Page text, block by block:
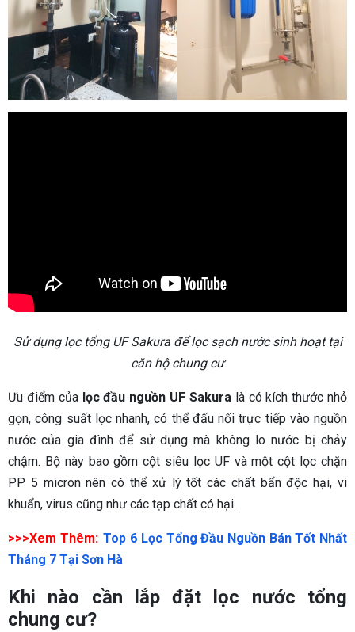
Sử dụng lọc tổng UF Sakura để lọc sạch nước sinh hoạt tại
căn hộ chung cư
Ưu điểm của lọc đầu nguồn UF Sakuralà có kích thước nhỏ
gọn, công suất lọc nhanh, có thể đấu nối trực tiếp vào nguồn
nước của gia đình để sử dụng mà không lo nước bị chảy
chậm. Bộ này bao gồm cột siêu lọc UF và một cột lọc chặn
PP 5 micron nên có thể xử lý tốt các chất bẩn độc hại, vi
khuẩn, virus cũng như các tạp chất có hại.
>>>Xem Thêm: Top 6 Lọc Tổng Đầu Nguồn Bán Tốt Nhất
Tháng 7 Tại Sơn Hà
Khi nào cần lắp đặt lọc nước tổng
chung cư?